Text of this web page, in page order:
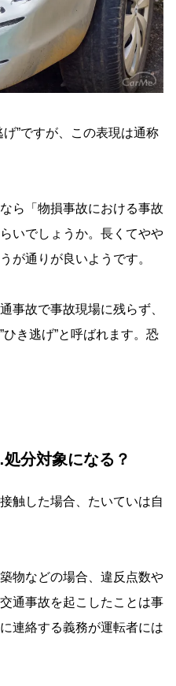
”ですが、この表現は通称
ら「物損事故における事故
いでしょうか。長くてやや
が通りが良いようです。
事故で事故現場に残らず、
き逃げ”と呼ばれます。恐
分対象になる？
触した場合、たいていは自
物などの場合、違反点数や
通事故を起こしたことは事
連絡する義務が運転者には